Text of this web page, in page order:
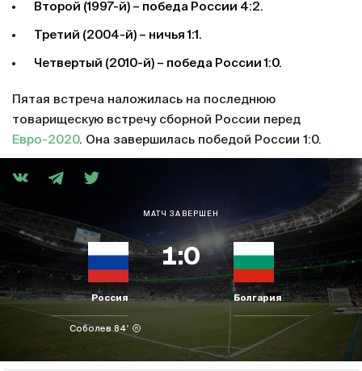
Второй (1997-й) – победа России 4:2.
Третий (2004-й) – ничья 1:1.
Четвертый (2010-й) – победа России 1:0.
Пятая встреча наложилась на последнюю
товарищескую встречу сборной России перед
Евро-2020. Она завершилась победой России 1:0.
МАТЧ ЗАВЕРШЕН
Россия
Соболев 84'
1:0
Болгария